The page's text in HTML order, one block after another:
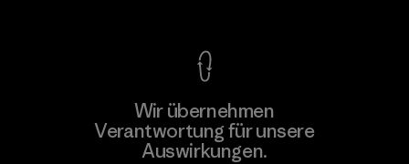
Mehr dazuWir übernehmen
Verantwortung für unsere
Auswirkungen.